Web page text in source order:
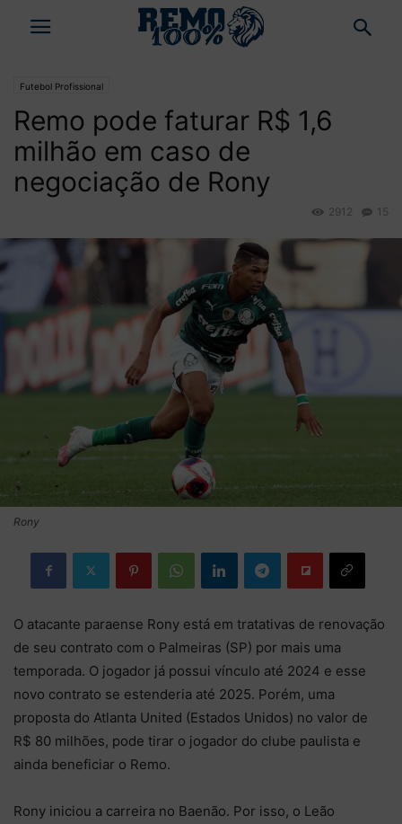
Futebol Profissional
Remo pode faturar R$ 1,6
milhão em caso de
negociação de Rony
15
2912
Rony
O atacante paraense Rony está em tratativas de renovação
de seu contrato com o Palmeiras (SP) por mais uma
temporada. O jogador já possui vínculo até 2024 e esse
novo contrato se estenderia até 2025. Porém, uma
proposta do Atlanta United (Estados Unidos) no valor de
R$ 80 milhões, pode tirar o jogador do clube paulista e
ainda beneficiar o Remo.
Rony iniciou a carreira no Baenão. Por isso, o Leão